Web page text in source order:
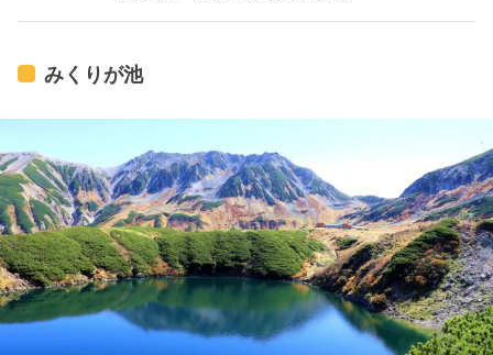
みくりが池